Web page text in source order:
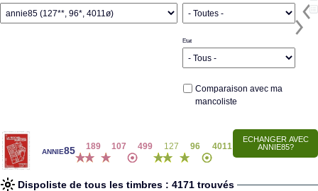
Etat
Comparaison avec ma
mancoliste
annie85 189 107 499 127 96 4011
Dispoliste de tous les timbres : 4171 trouvés